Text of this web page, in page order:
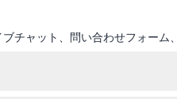
チャット、問い合わせフォーム